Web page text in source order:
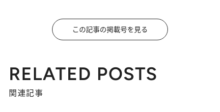
この記事の掲載号を見る
RELATED POSTS
関連記事